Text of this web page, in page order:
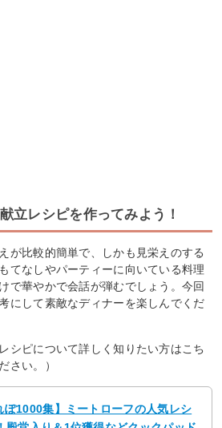
立レシピを作ってみよう！
が比較的簡単で、しかも見栄えのする
てなしやパーティーに向いている料理
で華やかで会話が弾むでしょう。今回
にして素敵なディナーを楽しんでくだ
シピについて詳しく知りたい方はこち
さい。）
ぽ1000集】ミートローフの人気レシ